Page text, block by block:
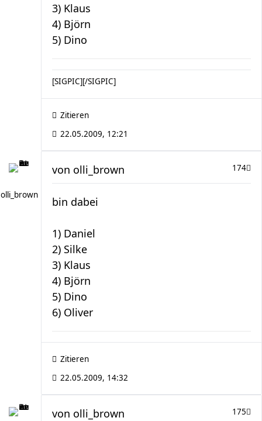
3) Klaus
4) Björn
5) Dino
[SIGPIC][/SIGPIC]
Zitieren
22.05.2009, 12:21
olli_brown
174
von olli_brown
bin dabei
1) Daniel
2) Silke
3) Klaus
4) Björn
5) Dino
6) Oliver
Zitieren
22.05.2009, 14:32
175
von olli_brown